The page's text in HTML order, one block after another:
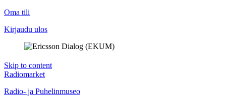
Oma tili
Kirjaudu ulos
Skip to content
Radiomarket
Radio- ja Puhelinmuseo